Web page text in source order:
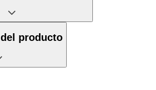
producto